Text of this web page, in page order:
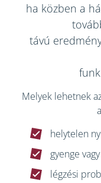
ha közben a
távú
Melyek lehetnek
helytelen
gyenge
légzési